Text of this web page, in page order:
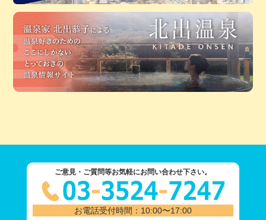
ご意見・ご質問等お気軽にお問い合わせ下さい。
お電話受付時間：10:00〜17:00